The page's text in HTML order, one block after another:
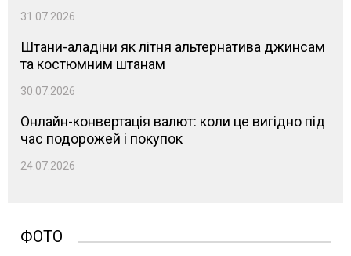
31.07.2026
Штани-аладіни як літня альтернатива джинсам
та костюмним штанам
30.07.2026
Онлайн-конвертація валют: коли це вигідно під
час подорожей і покупок
24.07.2026
ФОТО